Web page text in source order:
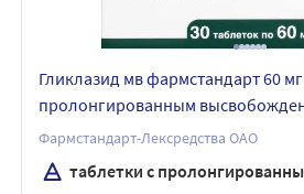
Гликлазид мв фармстандарт 60
пролонгированным
Фармстандарт-Лексредства ОАО
таблетки с